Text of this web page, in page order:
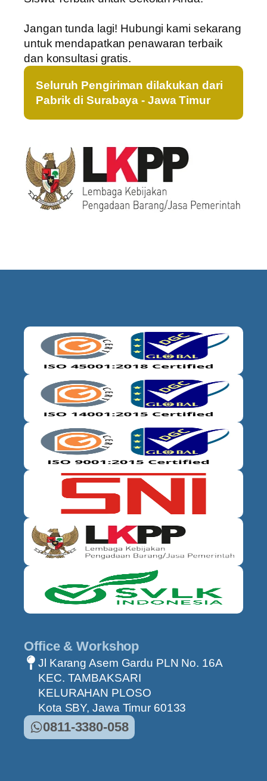
Jangan tunda lagi! Hubungi kami sekarang
untuk mendapatkan penawaran terbaik
dan konsultasi gratis.
Seluruh Pengiriman dilakukan dari
Pabrik di Surabaya - Jawa Timur
Office & Workshop
Jl Karang Asem Gardu PLN No. 16A
KEC. TAMBAKSARI
KELURAHAN PLOSO
Kota SBY, Jawa Timur 60133
0811-3380-058